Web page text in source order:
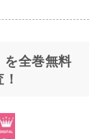
全巻無料